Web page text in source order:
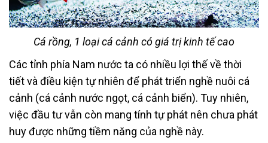
Cá rồng, 1 loại cá cảnh có giá trị kinh tế cao
Các tỉnh phía Nam nước ta có nhiều lợi thế về thời
tiết và điều kiện tự nhiên để phát triển nghề nuôi cá
cảnh (cá cảnh nước ngọt, cá cảnh biển). Tuy nhiên,
việc đầu tư vẫn còn mang tính tự phát nên chưa phát
huy được những tiềm năng của nghề này.